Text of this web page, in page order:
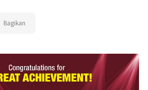
Bagikan